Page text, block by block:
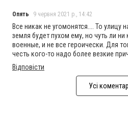
Опять 9 червня 2021 р., 14:42
Все никак не угомонятся.... То улицу
земля будет пухом ему, но чуть ли
военные, и не все героически. Для
честь кого-то надо более везкие
Відповісти
Усі